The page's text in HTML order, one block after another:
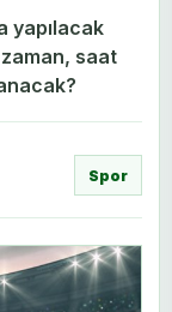
yapılacak
saat
Spor